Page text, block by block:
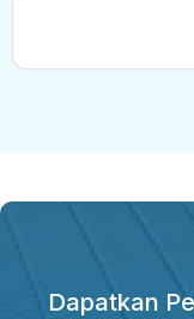
Dapatkan